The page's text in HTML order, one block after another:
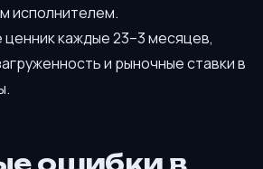
исполнителем.
каждые 23–3 месяцев,
и рыночные ставки в